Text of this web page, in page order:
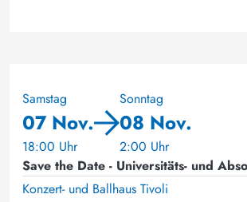
Samstag
07 Nov.
18:00 Uhr
Sonntag
08 Nov.
2:00 Uhr
Save the Date - Universitäts- und
Konzert- und Ballhaus Tivoli